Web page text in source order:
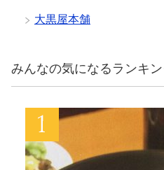
大黒屋本舗
みんなの気になるランキ